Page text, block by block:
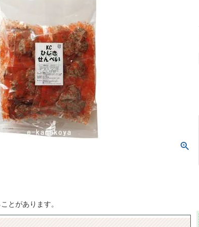
とがあります。